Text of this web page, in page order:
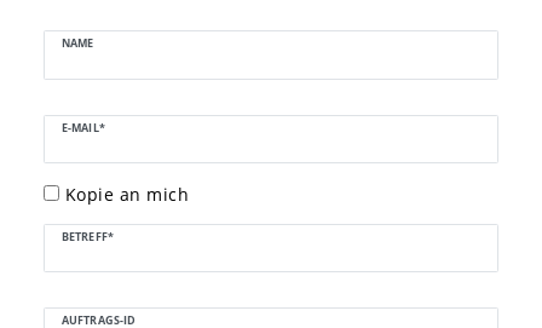
NAME
E-MAIL*
Kopie an mich
BETREFF*
AUFTRAGS-ID
Ceres::Template.mailFormHoneypotLabel